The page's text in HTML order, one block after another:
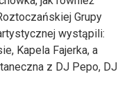
Grupy
wystąpili:
Kapela Fajerka, a
z DJ Pepo, DJ